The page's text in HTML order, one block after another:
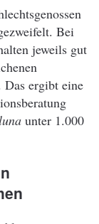
Bei
jeweils gut
Das ergibt eine
unter 1.000